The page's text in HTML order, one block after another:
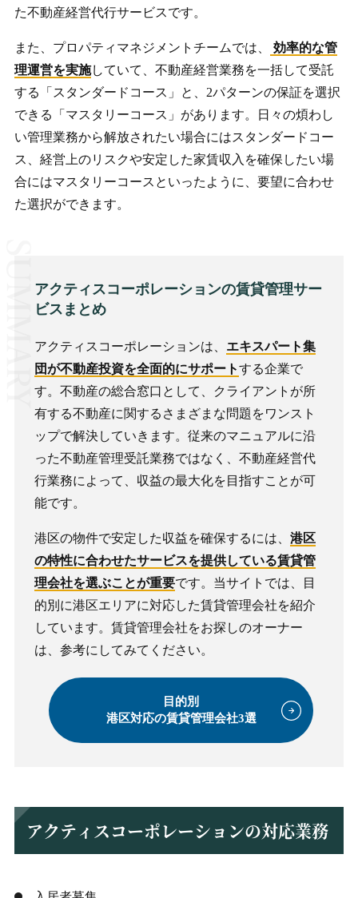
た不動産経営代行サービスです。
また、プロパティマネジメントチームでは、
効率的な管
理運営を実施していて、不動産経営業務を一括して受託
する「スタンダードコース」と、2パターンの保証を選択
できる「マスタリーコース」があります。日々の煩わし
い管理業務から解放されたい場合にはスタンダードコー
ス、経営上のリスクや安定した家賃収入を確保したい場
合にはマスタリーコースといったように、要望に合わせ
た選択ができます。
アクティスコーポレーションの賃貸管理サー
ビスまとめ
アクティスコーポレーションは、 エキスパート集
団が不動産投資を全面的にサポートする企業で
す。不動産の総合窓口として、クライアントが所
有する不動産に関するさまざまな問題をワンスト
ップで解決していきます。従来のマニュアルに沿
った不動産管理受託業務ではなく、不動産経営代
行業務によって、収益の最大化を目指すことが可
能です。
港区の物件で安定した収益を確保するには、 港区
の特性に合わせたサービスを提供している賃貸管
理会社を選ぶことが重要です。当サイトでは、目
的別に港区エリアに対応した賃貸管理会社を紹介
しています。賃貸管理会社をお探しのオーナー
は、参考にしてみてください。
目的別
港区対応の賃貸管理会社3選
アクティスコーポレーションの対応業務